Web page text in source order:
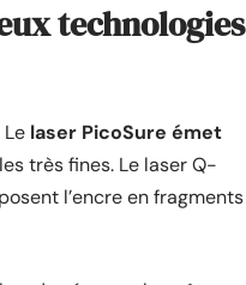
technologies
laser PicoSure émet
très fines. Le laser Q-
l’encre en fragments